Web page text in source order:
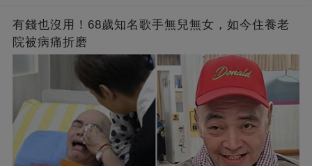
有錢也沒用！68歲知名歌手無兒無女，如今住養老
院被病痛折磨